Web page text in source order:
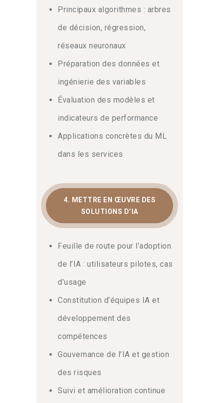
Principaux algorithmes : arbres
de décision, régression,
réseaux neuronaux
Préparation des données et
ingénierie des variables
Évaluation des modèles et
indicateurs de performance
Applications concrètes du ML
dans les services
4. METTRE EN ŒUVRE DES
SOLUTIONS D’IA
Feuille de route pour l’adoption
de l’IA : utilisateurs pilotes, cas
d’usage
Constitution d’équipes IA et
développement des
compétences
Gouvernance de l’IA et gestion
des risques
Suivi et amélioration continue